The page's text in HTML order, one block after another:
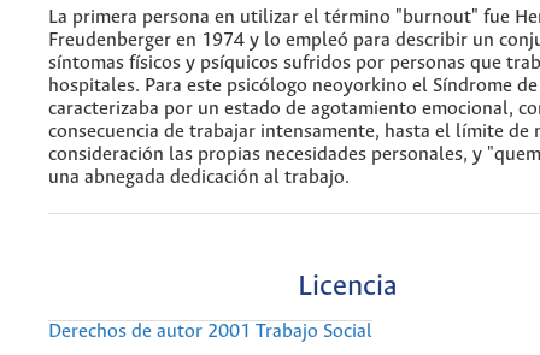
La primera persona en utilizar el término "burnout" fue
Freudenberger en 1974 y lo empleó para describir un
síntomas físicos y psíquicos sufridos por personas que
hospitales. Para este psicólogo neoyorkino el Síndrome
caracterizaba por un estado de agotamiento emocional,
consecuencia de trabajar intensamente, hasta el límite de
consideración las propias necesidades personales, y
una abnegada dedicación al trabajo.
Licencia
Derechos de autor 2001 Trabajo Social